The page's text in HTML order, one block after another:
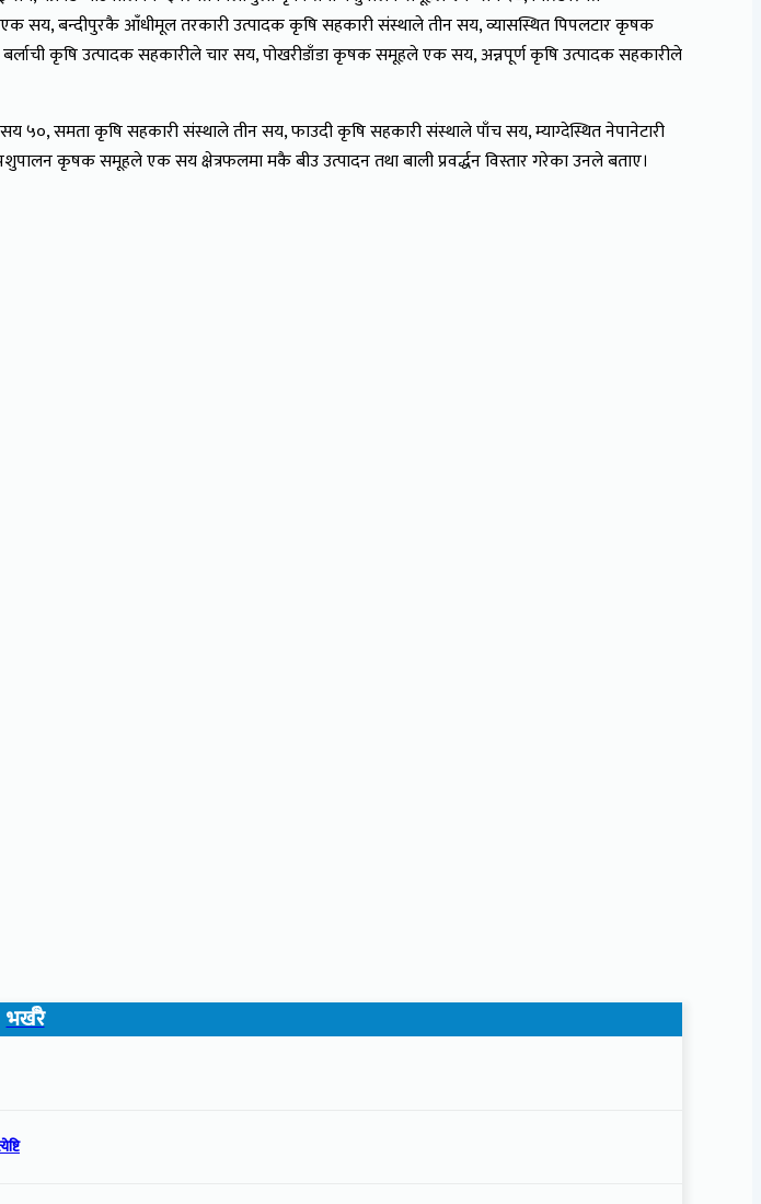
सय, बन्दीपुरकै आँधीमूल तरकारी उत्पादक कृषि सहकारी संस्थाले तीन सय, व्यासस्थित पिपलटार कृषक
कृषि उत्पादक सहकारीले चार सय, पोखरीडाँडा कृषक समूहले एक सय, अन्नपूर्ण कृषि उत्पादक सहकारीले
समता कृषि सहकारी संस्थाले तीन सय, फाउदी कृषि सहकारी संस्थाले पाँच सय, म्याग्देस्थित नेपानेटारी
कृषक समूहले एक सय क्षेत्रफलमा मकै बीउ उत्पादन तथा बाली प्रवर्द्धन विस्तार गरेका उनले बताए।
भर्खरै